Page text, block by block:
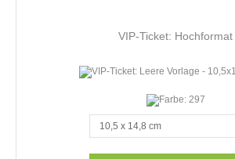
VIP-Ticket: Hochformat